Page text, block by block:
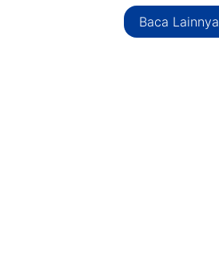
Baca Lainnya